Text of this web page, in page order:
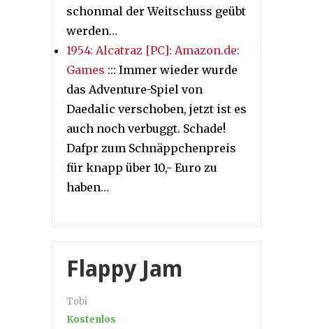
schonmal der Weitschuss geübt
werden…
1954: Alcatraz [PC]: Amazon.de:
Games ::: Immer wieder wurde
das Adventure-Spiel von
Daedalic verschoben, jetzt ist es
auch noch verbuggt. Schade!
Dafpr zum Schnäppchenpreis
für knapp über 10,- Euro zu
haben…
Flappy Jam
Tobi
Kostenlos